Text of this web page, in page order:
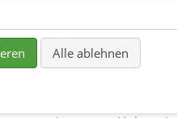
Zeitung.Werner J.
an der TU Dresden und
zeigte sich der
Deutschland besorgt.
Alle ablehnen